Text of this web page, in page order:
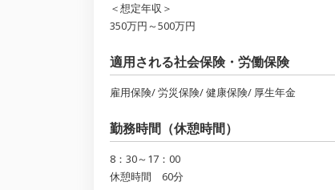
＜想定年収＞
350万円～500万円
適用される社会保険・労働保険
雇用保険/ 労災保険/ 健康保険/ 厚生年金
勤務時間（休憩時間）
8：30～17：00
休憩時間 60分